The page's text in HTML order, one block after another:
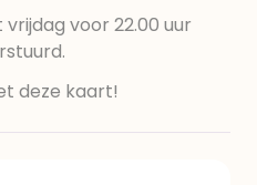
voor 22.00 uur
deze kaart!